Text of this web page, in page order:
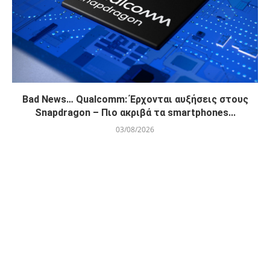
Bad News… Qualcomm: Έρχονται αυξήσεις στους
Snapdragon – Πιο ακριβά τα smartphones...
03/08/2026